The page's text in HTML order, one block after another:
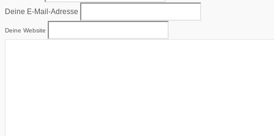
Deine E-Mail-Adresse
Deine Website